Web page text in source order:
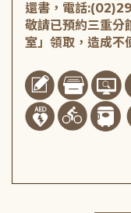
還書，電話
敬請已預約三重分
室」領取，造成不